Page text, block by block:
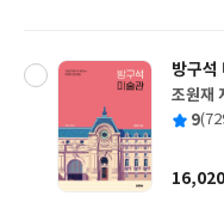
방구석
글
쓴
조원재
출
사
평 9
가
16,020